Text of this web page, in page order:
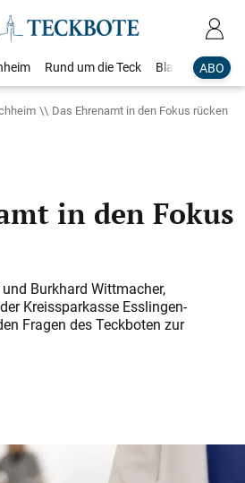
ABO
Rund um die Teck Blaulicht
Das Ehrenamt in den Fokus rücken
in den Fokus
Burkhard Wittmacher,
Kreissparkasse Esslingen-
Fragen des Teckboten zur